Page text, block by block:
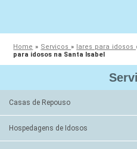
Home » Serviços» lares para idosos
para idosos na Santa Isabel
Casas de Repouso
Hospedagens de Idosos